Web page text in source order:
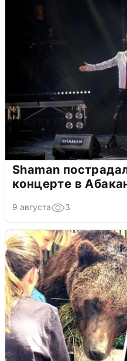
Shaman
концерте в
9 августа 3